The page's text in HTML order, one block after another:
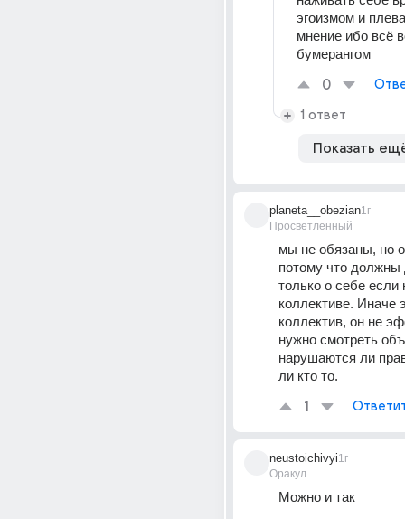
эгоизмом и
мнение ибо всё
бумерангом
0
1 ответ
Показать
planeta__obezian
Просветленный
1г
мы не обязаны, но
потому что должны
только о себе если
коллективе. Иначе
коллектив, он не
нужно смотреть
нарушаются ли
ли кто то.
1
neustoichivyi
Оракул
1г
Можно и так